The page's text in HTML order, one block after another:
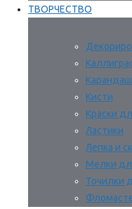
ТВОРЧЕСТВО
Кисти
Краски
Ластики
Лепка и
Мелки
Точилки